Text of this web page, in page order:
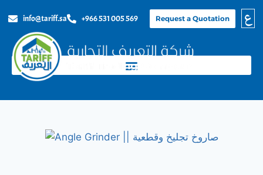
info@tariff.sa +966 531 005 569 Request a Quotation ع